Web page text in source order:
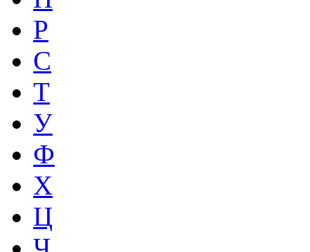
Р
С
Т
У
Ф
Х
Ц